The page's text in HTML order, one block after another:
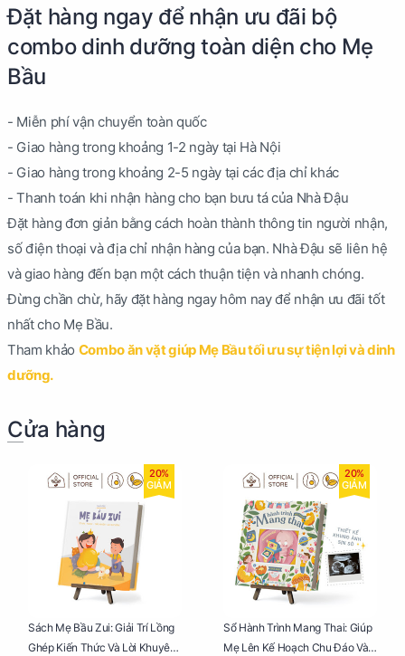
Đặt hàng ngay để nhận ưu đãi bộ
combo dinh dưỡng toàn diện cho Mẹ
Bầu
- Miễn phí vận chuyển toàn quốc
- Giao hàng trong khoảng 1-2 ngày tại Hà Nội
- Giao hàng trong khoảng 2-5 ngày tại các địa chỉ khác
- Thanh toán khi nhận hàng cho bạn bưu tá của Nhà Đậu
Đặt hàng đơn giản bằng cách hoàn thành thông tin người nhận,
số điện thoại và địa chỉ nhận hàng của bạn. Nhà Đậu sẽ liên hệ
và giao hàng đến bạn một cách thuận tiện và nhanh chóng.
Đừng chần chừ, hãy đặt hàng ngay hôm nay để nhận ưu đãi tốt
nhất cho Mẹ Bầu.
Tham khảo Combo ăn vặt giúp Mẹ Bầu tối ưu sự tiện lợi và dinh
dưỡng.
Cửa hàng
20%
GIẢM
Sách Mẹ Bầu Zui: Giải Trí Lồng
Ghép Kiến Thức Và Lời Khuyên
20%
GIẢM
Sổ Hành Trình Mang Thai: Giúp
Mẹ Lên Kế Hoạch Chu Đáo Và